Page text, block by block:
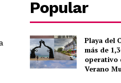
Popular
Playa del
más de
operativo
Verano